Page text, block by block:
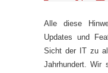
Alle diese
Updates und
Sicht der IT zu
Jahrhundert. Wir